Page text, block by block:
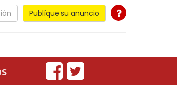
Publíque su anuncio